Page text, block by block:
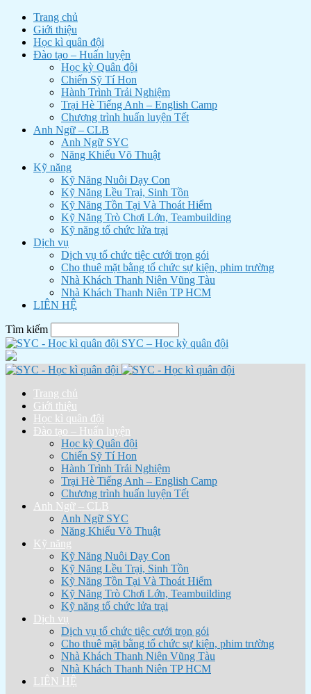
Trang chủ
Giới thiệu
Học kì quân đội
Đào tạo – Huấn luyện
Học kỳ Quân đội
Chiến Sỹ Tí Hon
Hành Trình Trải Nghiệm
Trại Hè Tiếng Anh – English Camp
Chương trình huấn luyện Tết
Anh Ngữ – CLB
Anh Ngữ SYC
Năng Khiếu Võ Thuật
Kỹ năng
Kỹ Năng Nuôi Dạy Con
Kỹ Năng Lều Trại, Sinh Tồn
Kỹ Năng Tồn Tại Và Thoát Hiểm
Kỹ Năng Trò Chơi Lớn, Teambuilding
Kỹ năng tổ chức lửa trại
Dịch vụ
Dịch vụ tổ chức tiệc cưới trọn gói
Cho thuê mặt bằng tổ chức sự kiện, phim trường
Nhà Khách Thanh Niên Vũng Tàu
Nhà Khách Thanh Niên TP HCM
LIÊN HỆ
Tìm kiếm
SYC – Học kỳ quân đội
Trang chủ
Giới thiệu
Học kì quân đội
Đào tạo – Huấn luyện
Học kỳ Quân đội
Chiến Sỹ Tí Hon
Hành Trình Trải Nghiệm
Trại Hè Tiếng Anh – English Camp
Chương trình huấn luyện Tết
Anh Ngữ – CLB
Anh Ngữ SYC
Năng Khiếu Võ Thuật
Kỹ năng
Kỹ Năng Nuôi Dạy Con
Kỹ Năng Lều Trại, Sinh Tồn
Kỹ Năng Tồn Tại Và Thoát Hiểm
Kỹ Năng Trò Chơi Lớn, Teambuilding
Kỹ năng tổ chức lửa trại
Dịch vụ
Dịch vụ tổ chức tiệc cưới trọn gói
Cho thuê mặt bằng tổ chức sự kiện, phim trường
Nhà Khách Thanh Niên Vũng Tàu
Nhà Khách Thanh Niên TP HCM
LIÊN HỆ